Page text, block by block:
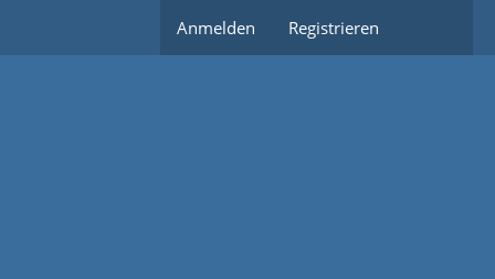
Anmelden Registrieren